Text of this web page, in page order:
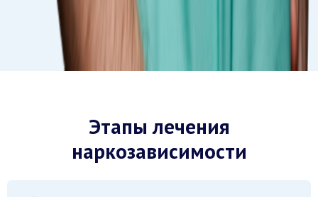
Этапы лечения
наркозависимости